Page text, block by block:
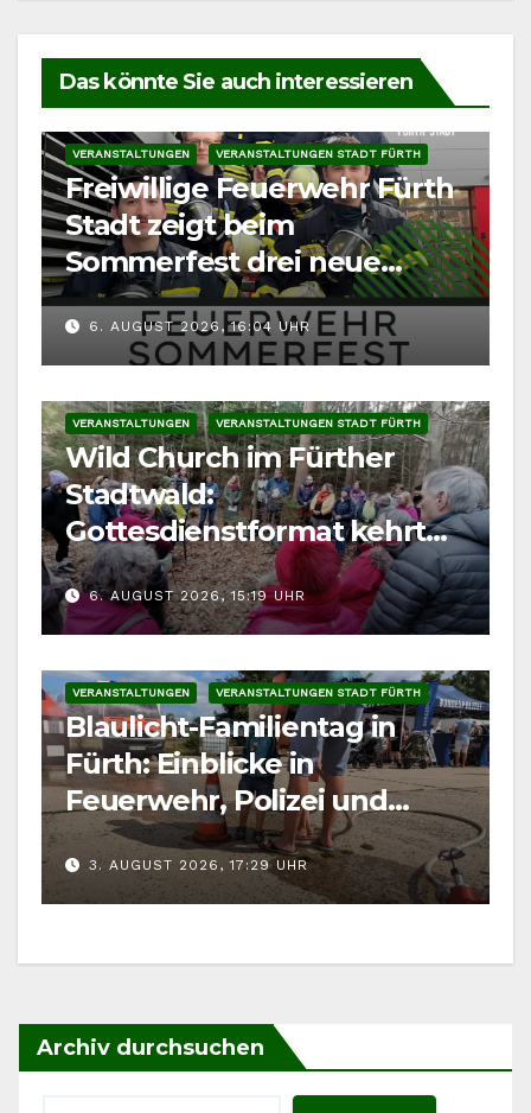
Das könnte Sie auch interessieren
VERANSTALTUNGEN VERANSTALTUNGEN STADT FÜRTH
Freiwillige Feuerwehr Fürth
Stadt zeigt beim
Sommerfest drei neue
Fahrzeuge
6. AUGUST 2026, 16:04 UHR
VERANSTALTUNGEN VERANSTALTUNGEN STADT FÜRTH
Wild Church im Fürther
Stadtwald:
Gottesdienstformat kehrt
im August zurück
6. AUGUST 2026, 15:19 UHR
VERANSTALTUNGEN VERANSTALTUNGEN STADT FÜRTH
Blaulicht-Familientag in
Fürth: Einblicke in
Feuerwehr, Polizei und
Rettungsdienst
3. AUGUST 2026, 17:29 UHR
Archiv durchsuchen